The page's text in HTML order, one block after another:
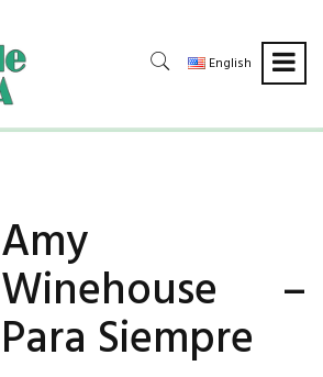
English
Amy
Winehouse –
Para Siempre